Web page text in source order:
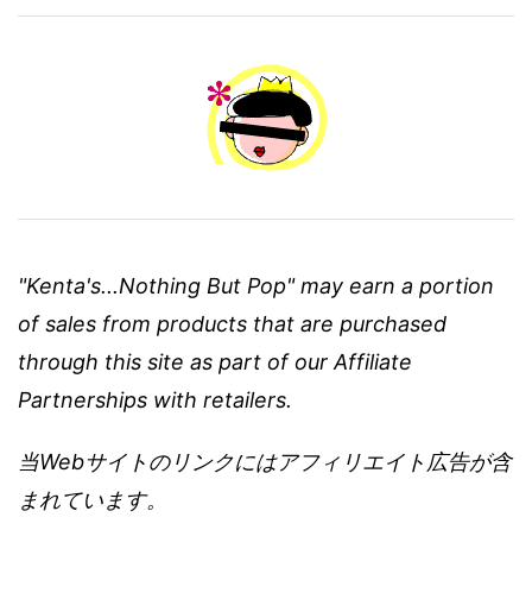
"Kenta's...Nothing But Pop" may earn a portion
of sales from products that are purchased
through this site as part of our Affiliate
Partnerships with retailers.
当Webサイトのリンクにはアフィリエイト広告が含
まれています。